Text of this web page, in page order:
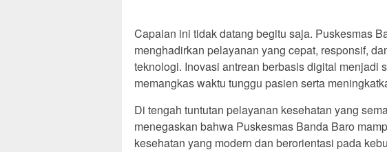
Capaian ini tidak datang begitu saja. Puskesmas
menghadirkan pelayanan yang cepat, responsif,
teknologi. Inovasi antrean berbasis digital menjadi
memangkas waktu tunggu pasien serta
Di tengah tuntutan pelayanan kesehatan yang
menegaskan bahwa Puskesmas Banda Baro
kesehatan yang modern dan berorientasi pada